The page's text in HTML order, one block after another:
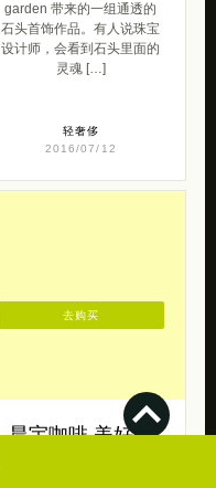
garden 带来的一组通透的
石头首饰作品。有人说珠宝
设计师，会看到石头里面的
灵魂 […]
轻奢侈
2016/07/12
晨宇咖啡 美好的
去购买